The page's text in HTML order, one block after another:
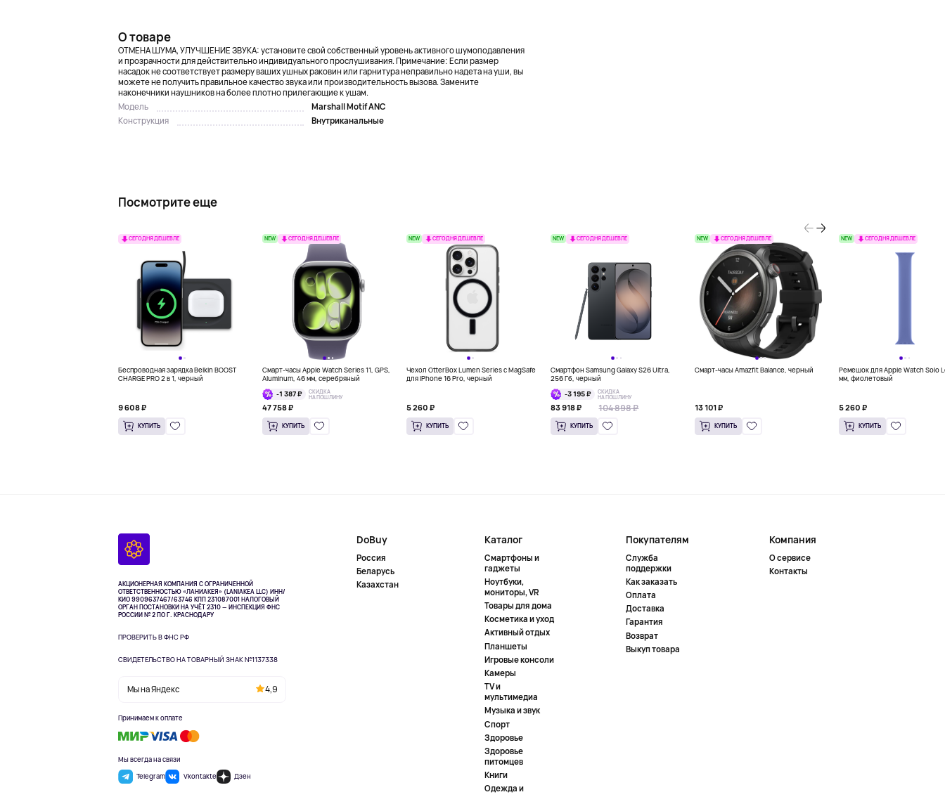
О товаре
ОТМЕНА ШУМА, УЛУЧШЕНИЕ ЗВУКА: установите свой собственный уровень активного шумоподавления
и прозрачности для действительно индивидуального прослушивания. Примечание: Если размер
насадок не соответствует размеру ваших ушных раковин или гарнитура неправильно надета на уши, вы
можете не получить правильное качество звука или производительность вызова. Замените
наконечники наушников на более плотно прилегающие к ушам.
Модель
Marshall Motif ANC
Конструкция
Внутриканальные
Посмотрите еще
СЕГОДНЯ ДЕШЕВЛЕ
Беспроводная зарядка Belkin BOOST
CHARGE PRO 2 в 1, черный
9 608 ₽
КУПИТЬ
NEW СЕГОДНЯ ДЕШЕВЛЕ
Смарт-часы Apple Watch Series 11, GPS,
Aluminum, 46 мм, серебряный
-1 387 ₽
СКИДКА
НА ПОШЛИНУ
47 758 ₽
КУПИТЬ
NEW СЕГОДНЯ ДЕШЕВЛЕ
Чехол OtterBox Lumen Series с MagSafe
для iPhone 16 Pro, черный
5 260 ₽
КУПИТЬ
NEW СЕГОДНЯ ДЕШЕВЛЕ
Смартфон Samsung Galaxy S26 Ultra,
256 Гб, черный
-3 195 ₽
СКИДКА
НА ПОШЛИНУ
83 918 ₽ 104 898 ₽
КУПИТЬ
NEW СЕГОДНЯ ДЕШЕВЛЕ
Смарт-часы Amazfit Balance, черный
13 101 ₽
КУПИТЬ
NEW СЕГОДНЯ ДЕШЕВЛЕ
Ремешок для Apple Watch Solo
мм, фиолетовый
5 260 ₽
КУПИТЬ
АКЦИОНЕРНАЯ КОМПАНИЯ С ОГРАНИЧЕННОЙ
ОТВЕТСТВЕННОСТЬЮ «ЛАНИАКЕЯ» (LANIAKEA LLC) ИНН/
КИО 9909637467/63746 КПП 231087001НАЛОГОВЫЙ
ОРГАН ПОСТАНОВКИ НА УЧЁТ 2310 — ИНСПЕКЦИЯ ФНС
РОССИИ № 2 ПО Г. КРАСНОДАРУ
ПРОВЕРИТЬ В ФНС РФ
СВИДЕТЕЛЬСТВО НА ТОВАРНЫЙ ЗНАК №1137338
Мы на Яндекс 4,9
Принимаем к оплате
Мы всегда на связи
Telegram
Vkontakte Дзен
DoBuy
Россия
Беларусь
Казахстан
Каталог
Смартфоны и
гаджеты
Ноутбуки,
мониторы, VR
Товары для дома
Косметика и уход
Активный отдых
Планшеты
Игровые консоли
Камеры
TV и
мультимедиа
Музыка и звук
Спорт
Здоровье
Здоровье
питомцев
Книги
Одежда и
Покупателям
Служба
поддержки
Как заказать
Оплата
Доставка
Гарантия
Возврат
Выкуп товара
Компания
О сервисе
Контакты